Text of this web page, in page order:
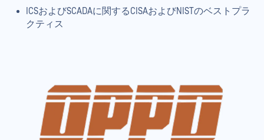
ICSおよびSCADAに関するCISAおよびNISTのベストプラ
クティス